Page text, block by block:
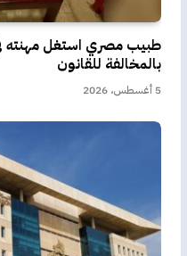
طبيب مصري استغل مهنته
بالمخالفة للقانون
5 أغسطس، 2026